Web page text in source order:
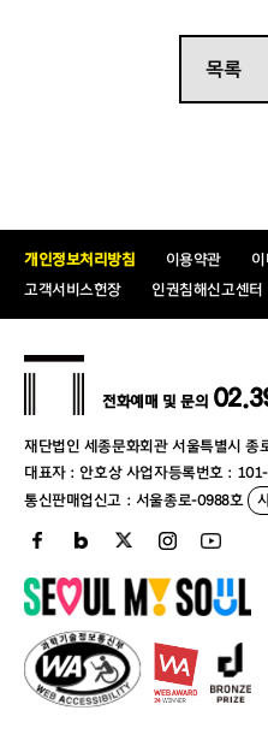
가격입찰서는 밀봉하여
우편 및 이메일 접수는 받
가.지방자치단체를당사자로하
조, 44조
나.지방자치단체 입찰시 낙찰
가.｢지방자치단체를 당사자로
조 및 같은 법 시행
건을 구비하고
｢국가종
등록규정｣에 의하여 반
신청 서류접수마감일(입
유업(행사대행업 )[업종코
등록한 자(문의처:조달
목록
개인정보처리방침 이용약관
고객서비스헌장
인권침해신고센터
재단법인 세종문화회관 서울특별시
대표자 : 안호상 사업자등록번호 :
통신판매업신고 : 서울종로-0988호
전화예매 및 문의